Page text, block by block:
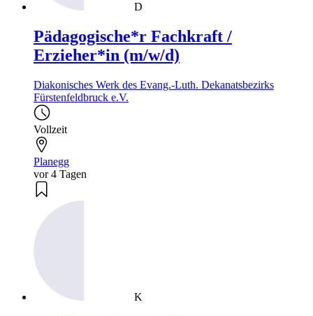
D
Pädagogische*r Fachkraft /
Erzieher*in (m/w/d)
Diakonisches Werk des Evang.-Luth. Dekanatsbezirks
Fürstenfeldbruck e.V.
Vollzeit
Planegg
vor 4 Tagen
K